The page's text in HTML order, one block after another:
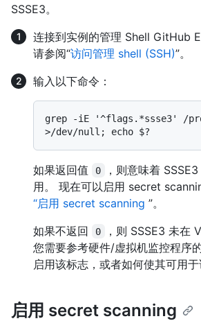
SSSE3。
连接到实例的管理 Shell GitHub
请参阅“访问管理 shell (SSH)”。
输入以下命令：
grep -iE '^flags.*ssse3' /
如果返回值 0
，则意味着
用。 现在可以启用 secret
“启用 secret scanning ”。
如果不返回
0
，则 SSSE3 未在
您需要参考硬件/虚拟机监控程序
启用该标志，或者如何使其可用于
启用 secret scanning